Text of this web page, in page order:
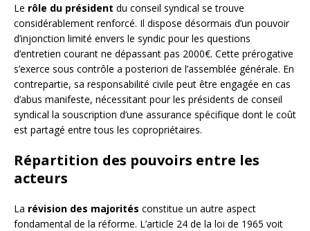
Le rôle du président du conseil syndical se trouve
considérablement renforcé. Il dispose désormais d’un pouvoir
d’injonction limité envers le syndic pour les questions
d’entretien courant ne dépassant pas 2000€. Cette prérogative
s’exerce sous contrôle a posteriori de l’assemblée générale. En
contrepartie, sa responsabilité civile peut être engagée en cas
d’abus manifeste, nécessitant pour les présidents de conseil
syndical la souscription d’une assurance spécifique dont le coût
est partagé entre tous les copropriétaires.
Répartition des pouvoirs entre les
acteurs
La révision des majorités constitue un autre aspect
fondamental de la réforme. L’article 24 de la loi de 1965 voit